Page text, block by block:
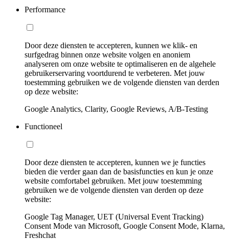
Performance
Door deze diensten te accepteren, kunnen we klik- en
surfgedrag binnen onze website volgen en anoniem
analyseren om onze website te optimaliseren en de algehele
gebruikerservaring voortdurend te verbeteren. Met jouw
toestemming gebruiken we de volgende diensten van derden
op deze website:
Google Analytics, Clarity, Google Reviews, A/B-Testing
Functioneel
Door deze diensten te accepteren, kunnen we je functies
bieden die verder gaan dan de basisfuncties en kun je onze
website comfortabel gebruiken. Met jouw toestemming
gebruiken we de volgende diensten van derden op deze
website:
Google Tag Manager, UET (Universal Event Tracking)
Consent Mode van Microsoft, Google Consent Mode, Klarna,
Freshchat